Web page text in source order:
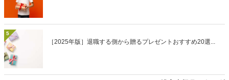
5
［2025年版］退職する側から贈るプレゼントおすすめ20選...